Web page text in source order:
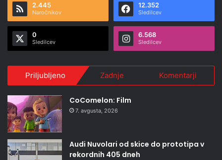
2.445
Naročnikov
12.352
Sledilcev
0
Sledilcev
6.568
Sledilcev
Priljubljeno Zadnje Komentarji
CoComelon: Film
7. avgusta, 2026
Audi Nuvolari od skice do prototipa v
rekordnih 405 dneh